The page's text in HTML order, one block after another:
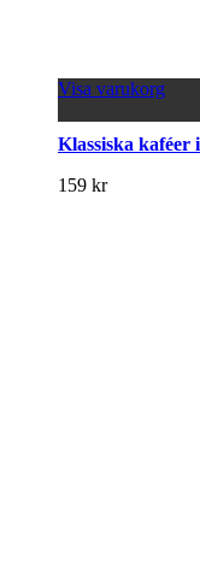
Visa varukorg
Klassiska kaféer
159 kr